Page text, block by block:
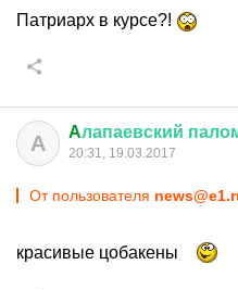
Патриарх в курсе?!
A Aлапаевский
20:31, 19.03.2017
От пользователя
красивые цобакены